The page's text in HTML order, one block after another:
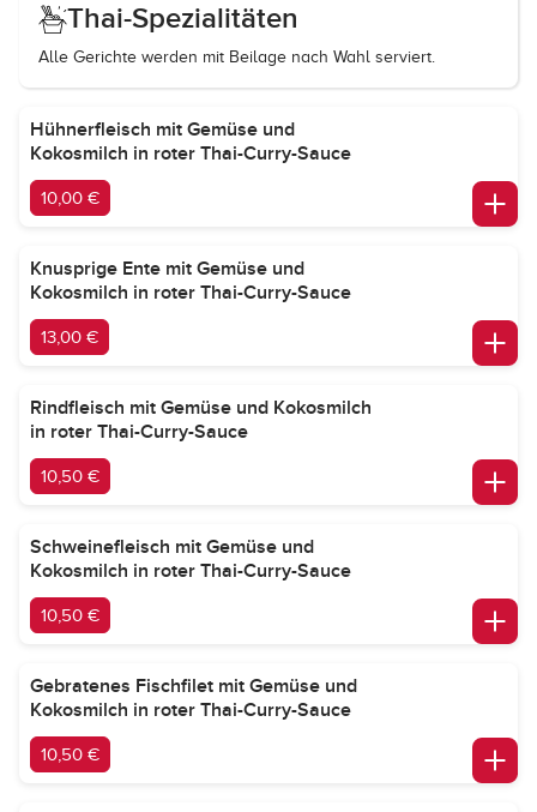
Thai-Spezialitäten
Alle Gerichte werden mit Beilage nach Wahl serviert.
Hühnerfleisch mit Gemüse und
Kokosmilch in roter Thai-Curry-Sauce
10,00 €
Knusprige Ente mit Gemüse und
Kokosmilch in roter Thai-Curry-Sauce
13,00 €
Rindfleisch mit Gemüse und Kokosmilch
in roter Thai-Curry-Sauce
10,50 €
Schweinefleisch mit Gemüse und
Kokosmilch in roter Thai-Curry-Sauce
10,50 €
Gebratenes Fischfilet mit Gemüse und
Kokosmilch in roter Thai-Curry-Sauce
10,50 €